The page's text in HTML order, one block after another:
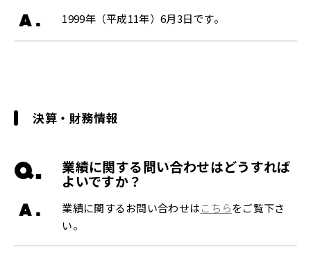
A. 1999年（平成11年）6月3日です。
決算・財務情報
Q. 業績に関する問い合わせはどうすれば
よいですか？
A. 業績に関するお問い合わせはこちらをご覧下さ
い。